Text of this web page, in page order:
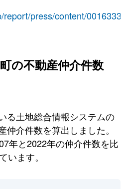
report/press/content/
の不動産仲介件数
る土地総合情報システムの
介件数を算出しました。
年と2022年の仲介件数を比
います。